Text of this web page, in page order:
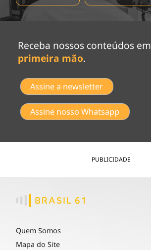
Receba nossos conteúdos em
primeira mão.
Assine a newsletter
Assine nosso Whatsapp
PUBLICIDADE
Quem Somos
Mapa do Site